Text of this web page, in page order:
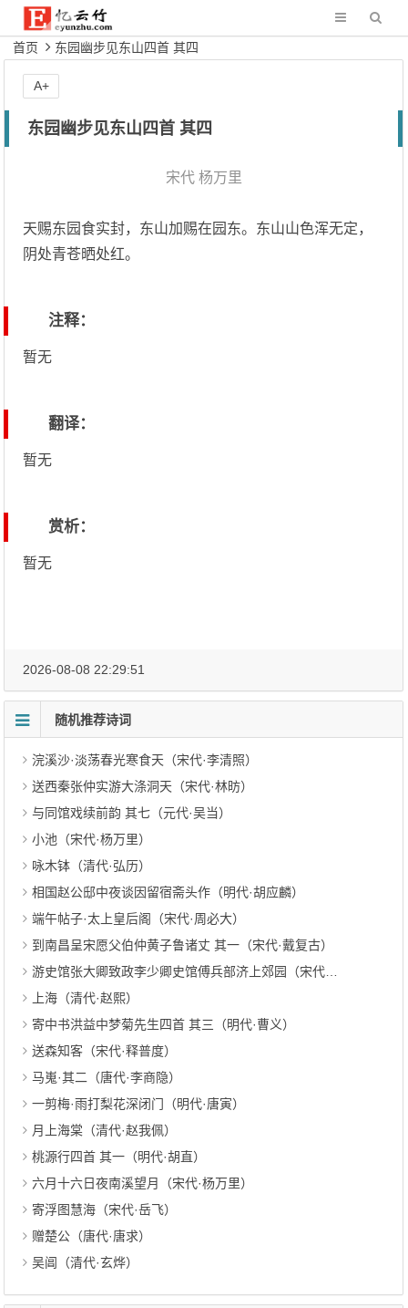
首页 东园幽步见东山四首 其四
东园幽步见东山四首 其四
宋代 杨万里
天赐东园食实封，东山加赐在园东。东山山色浑无定，
阴处青苍晒处红。
注释：
暂无
翻译：
暂无
赏析：
暂无
A+
2026-08-08 22:29:51
随机推荐诗词
浣溪沙·淡荡春光寒食天（宋代·李清照）
送西秦张仲实游大涤洞天（宋代·林昉）
与同馆戏续前韵 其七（元代·吴当）
小池（宋代·杨万里）
咏木钵（清代·弘历）
相国赵公邸中夜谈因留宿斋头作（明代·胡应麟）
端午帖子·太上皇后阁（宋代·周必大）
到南昌呈宋愿父伯仲黄子鲁诸丈 其一（宋代·戴复古）
游史馆张大卿致政李少卿史馆傅兵部济上郊园（宋代·文彦博）
上海（清代·赵熙）
寄中书洪益中梦菊先生四首 其三（明代·曹义）
送森知客（宋代·释普度）
马嵬·其二（唐代·李商隐）
一剪梅·雨打梨花深闭门（明代·唐寅）
月上海棠（清代·赵我佩）
桃源行四首 其一（明代·胡直）
六月十六日夜南溪望月（宋代·杨万里）
寄浮图慧海（宋代·岳飞）
赠楚公（唐代·唐求）
吴阊（清代·玄烨）